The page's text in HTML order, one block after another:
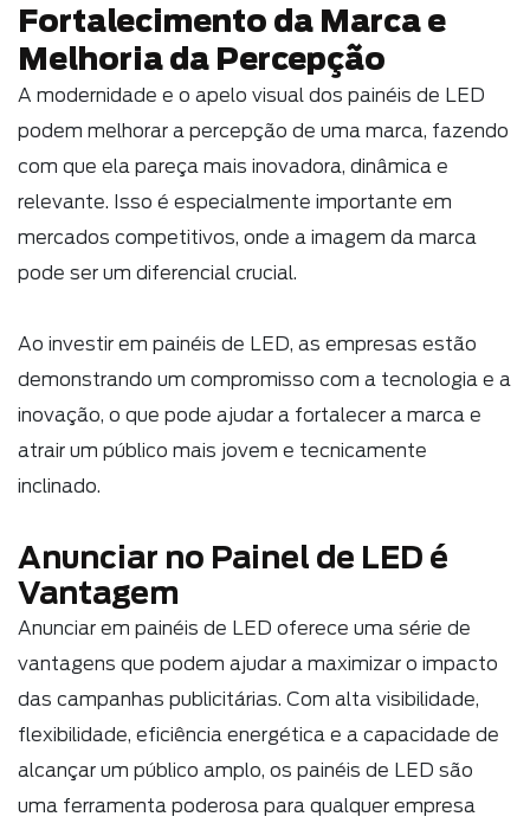
Fortalecimento da Marca e
Melhoria da Percepção
A modernidade e o apelo visual dos painéis de LED
podem melhorar a percepção de uma marca, fazendo
com que ela pareça mais inovadora, dinâmica e
relevante. Isso é especialmente importante em
mercados competitivos, onde a imagem da marca
pode ser um diferencial crucial.
Ao investir em painéis de LED, as empresas estão
demonstrando um compromisso com a tecnologia e a
inovação, o que pode ajudar a fortalecer a marca e
atrair um público mais jovem e tecnicamente
inclinado.
Anunciar no Painel de LED é
Vantagem
Anunciar em painéis de LED oferece uma série de
vantagens que podem ajudar a maximizar o impacto
das campanhas publicitárias. Com alta visibilidade,
flexibilidade, eficiência energética e a capacidade de
alcançar um público amplo, os painéis de LED são
uma ferramenta poderosa para qualquer empresa